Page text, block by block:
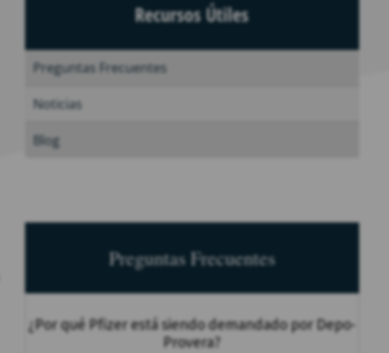
Recursos Útiles
Preguntas Frecuentes
Noticias
Blog
Preguntas Frecuentes
¿Por qué Pfizer está siendo demandado por Depo-
Provera?